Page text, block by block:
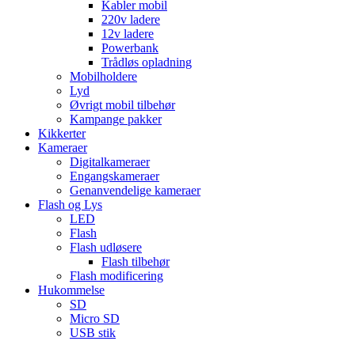
Kabler mobil
220v ladere
12v ladere
Powerbank
Trådløs opladning
Mobilholdere
Lyd
Øvrigt mobil tilbehør
Kampange pakker
Kikkerter
Kameraer
Digitalkameraer
Engangskameraer
Genanvendelige kameraer
Flash og Lys
LED
Flash
Flash udløsere
Flash tilbehør
Flash modificering
Hukommelse
SD
Micro SD
USB stik